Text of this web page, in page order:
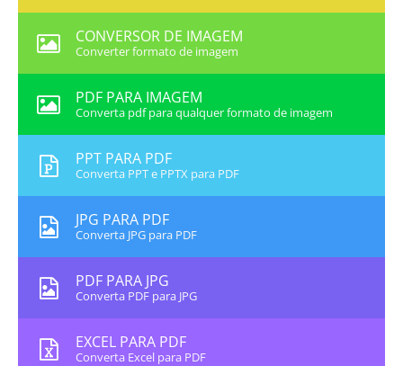
CONVERSOR DE IMAGEM
Converter formato de imagem
PDF PARA IMAGEM
Converta pdf para qualquer formato de imagem
PPT PARA PDF
Converta PPT e PPTX para PDF
JPG PARA PDF
Converta JPG para PDF
PDF PARA JPG
Converta PDF para JPG
EXCEL PARA PDF
Converta Excel para PDF